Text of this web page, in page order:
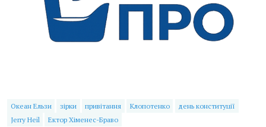
Океан Ельзи зірки привітання Клопотенко
день конституції
Jerry Heil
Ектор Хіменес-Браво